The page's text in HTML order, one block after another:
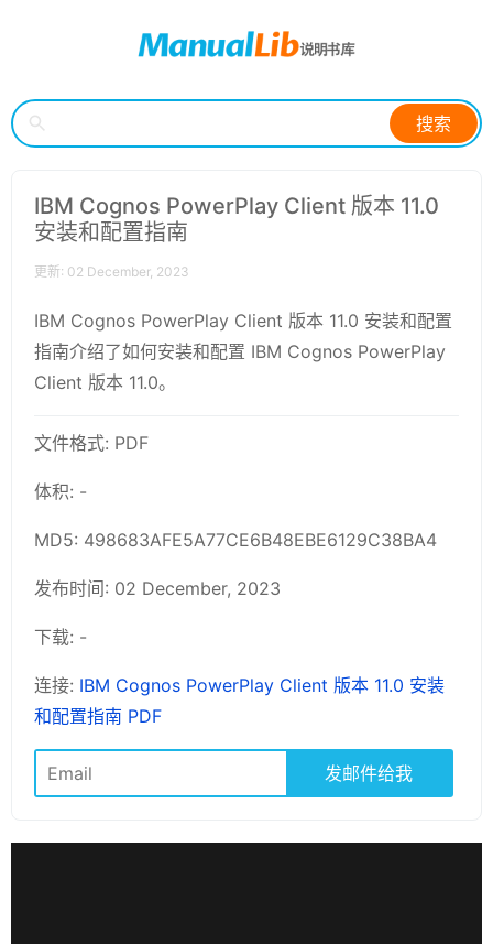
搜索
IBM Cognos PowerPlay Client 版本 11.0
安装和配置指南
更新: 02 December, 2023
IBM Cognos PowerPlay Client 版本 11.0 安装和配置
指南介绍了如何安装和配置 IBM Cognos PowerPlay
Client 版本 11.0。
文件格式: PDF
体积: -
MD5: 498683AFE5A77CE6B48EBE6129C38BA4
发布时间: 02 December, 2023
下载: -
连接: IBM Cognos PowerPlay Client 版本 11.0 安装
和配置指南 PDF
发邮件给我